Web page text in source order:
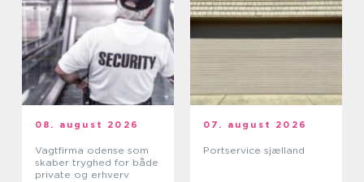
08. august 2026
Vagtfirma odense som
skaber tryghed for både
private og erhverv
07. august 2026
Portservice sjælland